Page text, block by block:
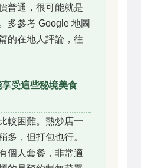
普通，很可能就是
多參考 Google 地圖
的在地人評論，往
受這些秘境美食
較困難。熱炒店一
多，但打包也行。
個人套餐，非常適